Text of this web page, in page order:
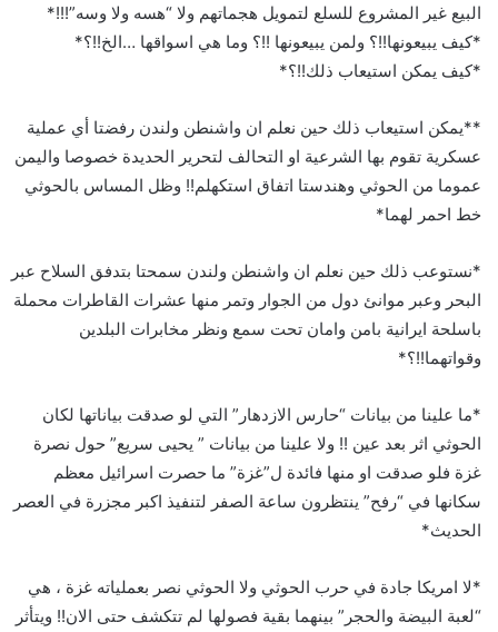
البيع غير المشروع للسلع لتمويل هجماتهم ولا “هسه ولا وسه”!!!*
*كيف يبيعونها!!؟ ولمن يبيعونها !!؟ وما هي اسواقها …الخ!!؟*
*كيف يمكن استيعاب ذلك!!؟*
**يمكن استيعاب ذلك حين نعلم ان واشنطن ولندن رفضتا أي عملية
عسكرية تقوم بها الشرعية او التحالف لتحرير الحديدة خصوصا واليمن
عموما من الحوثي وهندستا اتفاق استكهلم!! وظل المساس بالحوثي
خط احمر لهما*
*نستوعب ذلك حين نعلم ان واشنطن ولندن سمحتا بتدفق السلاح عبر
البحر وعبر موانئ دول من الجوار وتمر منها عشرات القاطرات محملة
باسلحة ايرانية بامن وامان تحت سمع ونظر مخابرات البلدين
وقواتهما!!؟*
*ما علينا من بيانات “حارس الازدهار” التي لو صدقت بياناتها لكان
الحوثي اثر بعد عين !! ولا علينا من بيانات ” يحيى سريع” حول نصرة
غزة فلو صدقت او منها فائدة ل”غزة” ما حصرت اسرائيل معظم
سكانها في “رفح” ينتظرون ساعة الصفر لتنفيذ اكبر مجزرة في العصر
الحديث*
*لا امريكا جادة في حرب الحوثي ولا الحوثي نصر بعملياته غزة ، هي
“لعبة البيضة والحجر” بينهما بقية فصولها لم تتكشف حتى الان!! ويتأثر